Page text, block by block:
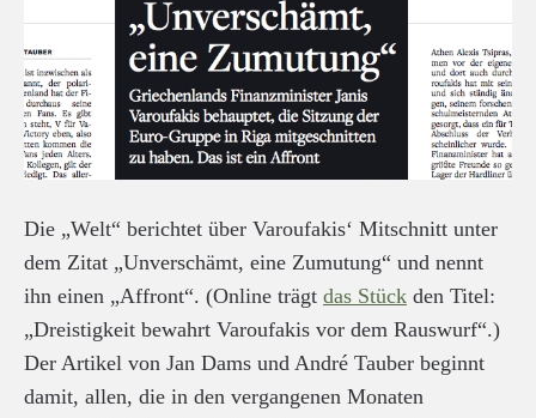
Die „Welt“ berichtet über Varoufakis‘ Mitschnitt unter
dem Zitat „Unverschämt, eine Zumutung“ und nennt
ihn einen „Affront“. (Online trägt das Stück den Titel:
„Dreistigkeit bewahrt Varoufakis vor dem Rauswurf“.)
Der Artikel von Jan Dams und André Tauber beginnt
damit, allen, die in den vergangenen Monaten